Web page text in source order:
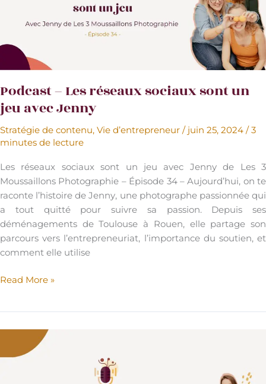
Aurélia
Experte
Coach
Tiktok
Podcast – Les réseaux sociaux sont un
jeu avec Jenny
Stratégie de contenu, Vie d’entrepreneur / juin 25, 2024 /3
minutes de lecture
Les réseaux sociaux sont un jeu avec Jenny de Les 3
Moussaillons Photographie – Épisode 34 – Aujourd’hui, on te
raconte l’histoire de Jenny, une photographe passionnée qui
a tout quitté pour suivre sa passion. Depuis ses
déménagements de Toulouse à Rouen, elle partage son
parcours vers l’entrepreneuriat, l’importance du soutien, et
comment elle utilise
Podcast
Read More »